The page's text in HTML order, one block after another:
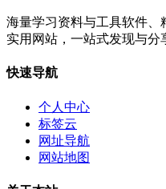
海量学习资料与工具软件、
实用网站，一站式发现与分
快速导航
个人中心
标签云
网址导航
网站地图